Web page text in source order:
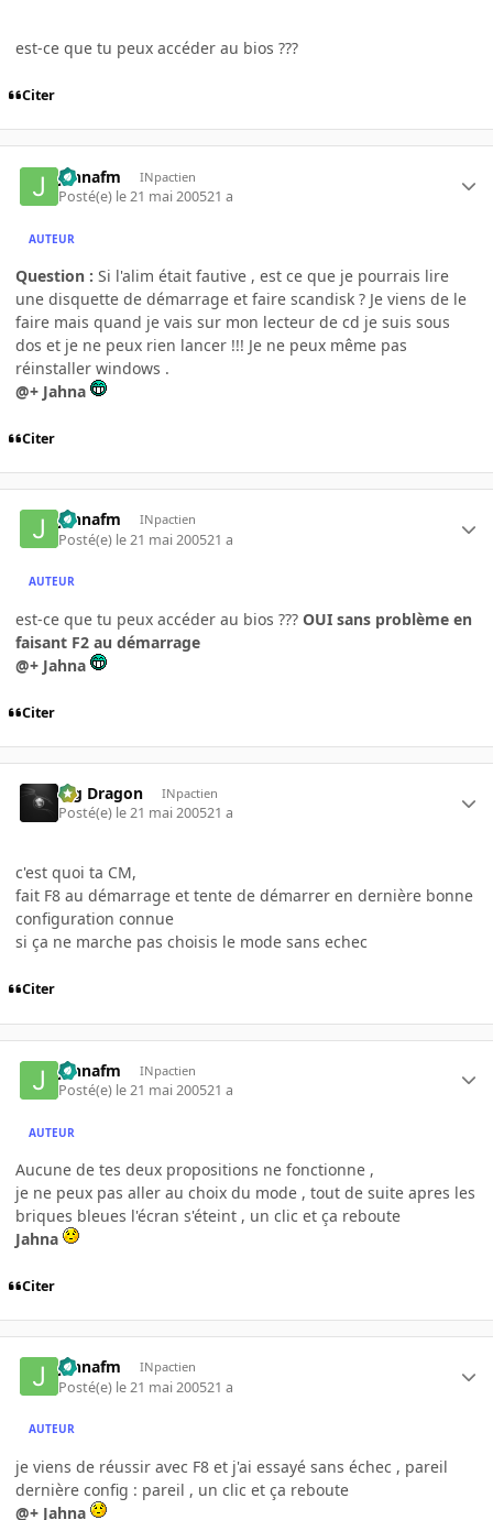
est-ce que tu peux accéder au bios ???
Citer
jahnafm INpactien
Posté(e) le 21 mai 200521 a
AUTEUR
Question : Si l'alim était fautive , est ce que je pourrais lire
une disquette de démarrage et faire scandisk ? Je viens de le
faire mais quand je vais sur mon lecteur de cd je suis sous
dos et je ne peux rien lancer !!! Je ne peux même pas
réinstaller windows .
@+ Jahna
Citer
jahnafm INpactien
Posté(e) le 21 mai 200521 a
AUTEUR
est-ce que tu peux accéder au bios ??? OUI sans problème en
faisant F2 au démarrage
@+ Jahna
Citer
Big Dragon INpactien
Posté(e) le 21 mai 200521 a
c'est quoi ta CM,
fait F8 au démarrage et tente de démarrer en dernière bonne
configuration connue
si ça ne marche pas choisis le mode sans echec
Citer
jahnafm INpactien
Posté(e) le 21 mai 200521 a
AUTEUR
Aucune de tes deux propositions ne fonctionne ,
je ne peux pas aller au choix du mode , tout de suite apres les
briques bleues l'écran s'éteint , un clic et ça reboute
Jahna
Citer
jahnafm INpactien
Posté(e) le 21 mai 200521 a
AUTEUR
je viens de réussir avec F8 et j'ai essayé sans échec , pareil
dernière config : pareil , un clic et ça reboute
@+ Jahna